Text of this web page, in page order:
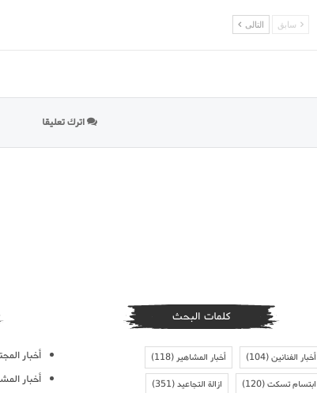
سابق التالى
اترك تعليقا
كلمات البحث
أخبار الفنانين(104) أخبار المشاهير(118)
ابتسام تسكت(120) ازالة التجاعيد(351)
أخبار
أخبار